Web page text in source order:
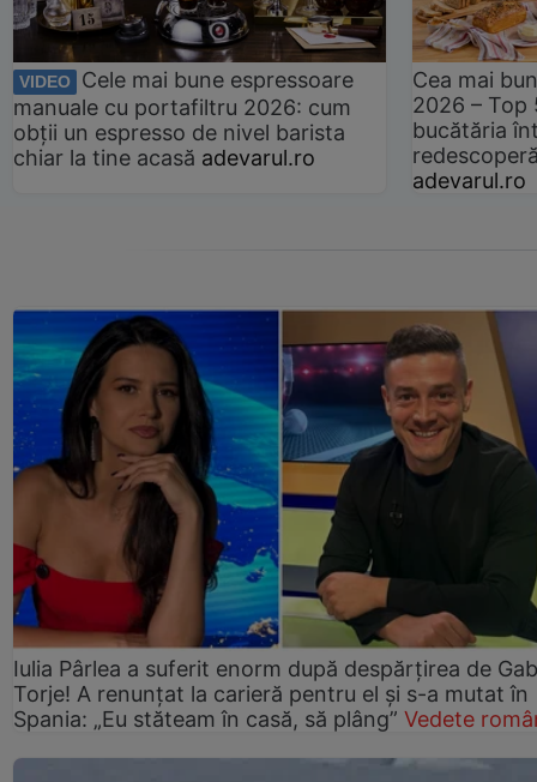
VIDEO
Cele mai bune espressoare
manuale cu portafiltru 2026: cum
obții un espresso de nivel barista
chiar la tine acasă adevarul.ro
Cea mai
2026 –
bucătăria
adevarul.ro
Iulia Pârlea a suferit enorm după despărțirea de
Torje! A renunțat la carieră pentru el și s-a mutat în
Spania: „Eu stăteam în casă, să plâng” Vedete